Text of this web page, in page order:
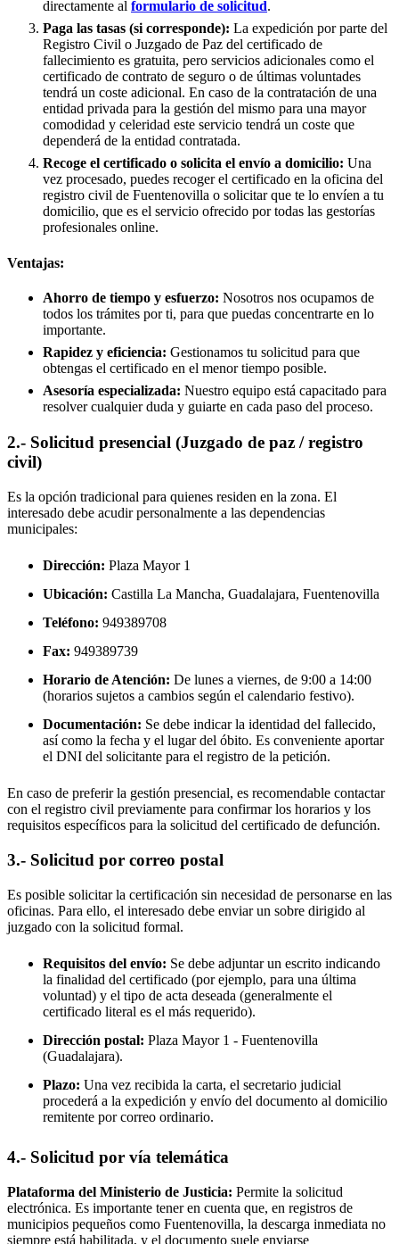
directamente al formulario de solicitud.
Paga las tasas (si corresponde): La expedición por parte del
Registro Civil o Juzgado de Paz del certificado de
fallecimiento es gratuita, pero servicios adicionales como el
certificado de contrato de seguro o de últimas voluntades
tendrá un coste adicional. En caso de la contratación de una
entidad privada para la gestión del mismo para una mayor
comodidad y celeridad este servicio tendrá un coste que
dependerá de la entidad contratada.
Recoge el certificado o solicita el envío a domicilio: Una
vez procesado, puedes recoger el certificado en la oficina del
registro civil de Fuentenovilla o solicitar que te lo envíen a tu
domicilio, que es el servicio ofrecido por todas las gestorías
profesionales online.
Ventajas:
Ahorro de tiempo y esfuerzo: Nosotros nos ocupamos de
todos los trámites por ti, para que puedas concentrarte en lo
importante.
Rapidez y eficiencia: Gestionamos tu solicitud para que
obtengas el certificado en el menor tiempo posible.
Asesoría especializada: Nuestro equipo está capacitado para
resolver cualquier duda y guiarte en cada paso del proceso.
2.- Solicitud presencial (Juzgado de paz / registro
civil)
Es la opción tradicional para quienes residen en la zona. El
interesado debe acudir personalmente a las dependencias
municipales:
Dirección: Plaza Mayor 1
Ubicación: Castilla La Mancha, Guadalajara, Fuentenovilla
Teléfono: 949389708
Fax: 949389739
Horario de Atención: De lunes a viernes, de 9:00 a 14:00
(horarios sujetos a cambios según el calendario festivo).
Documentación: Se debe indicar la identidad del fallecido,
así como la fecha y el lugar del óbito. Es conveniente aportar
el DNI del solicitante para el registro de la petición.
En caso de preferir la gestión presencial, es recomendable contactar
con el registro civil previamente para confirmar los horarios y los
requisitos específicos para la solicitud del certificado de defunción.
3.- Solicitud por correo postal
Es posible solicitar la certificación sin necesidad de personarse en las
oficinas. Para ello, el interesado debe enviar un sobre dirigido al
juzgado con la solicitud formal.
Requisitos del envío: Se debe adjuntar un escrito indicando
la finalidad del certificado (por ejemplo, para una última
voluntad) y el tipo de acta deseada (generalmente el
certificado literal es el más requerido).
Dirección postal: Plaza Mayor 1 - Fuentenovilla
(Guadalajara).
Plazo: Una vez recibida la carta, el secretario judicial
procederá a la expedición y envío del documento al domicilio
remitente por correo ordinario.
4.- Solicitud por vía telemática
Plataforma del Ministerio de Justicia: Permite la solicitud
electrónica. Es importante tener en cuenta que, en registros de
municipios pequeños como Fuentenovilla, la descarga inmediata no
siempre está habilitada, y el documento suele enviarse